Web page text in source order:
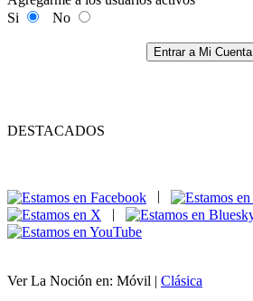
Si
No
Entrar a Mi Cuenta
DESTACADOS
|
Ver La Noción en: Móvil | Clásica